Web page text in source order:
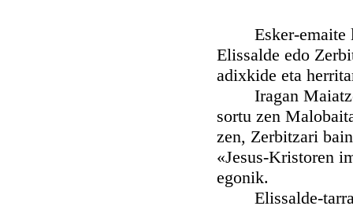
Esker-emaite
Elissalde edo
adixkide eta
Iragan
sortu zen
zen, Zerbitzari
«Jesus-Kristoren
egonik.
Elissalde-tarrak